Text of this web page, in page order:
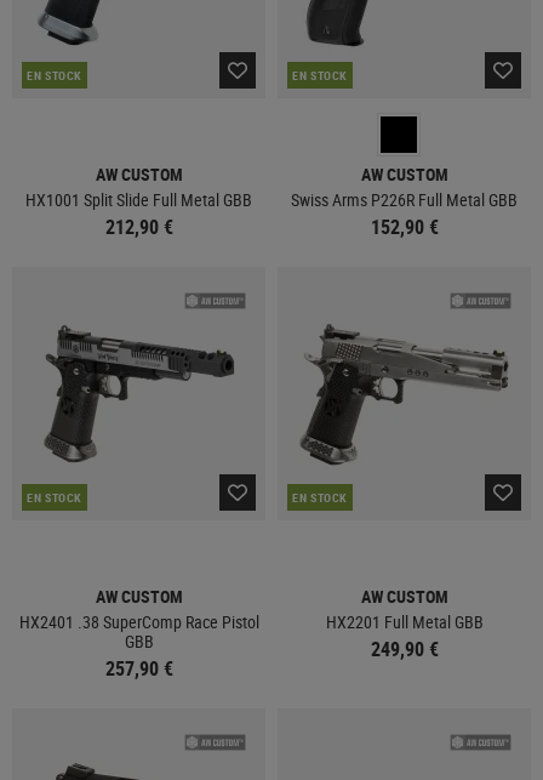
EN STOCK
AW CUSTOM
HX1001 Split Slide Full Metal GBB
212,90 €
EN STOCK
AW CUSTOM
Swiss Arms P226R Full Metal GBB
152,90 €
EN STOCK
AW CUSTOM
HX2401 .38 SuperComp Race Pistol
GBB
257,90 €
EN STOCK
AW CUSTOM
HX2201 Full Metal GBB
249,90 €